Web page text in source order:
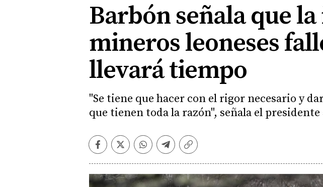
Barbón señala que
mineros leoneses
llevará tiempo
"Se tiene que hacer con el rigor necesario y
que tienen toda la razón", señala el
Facebook
TwitterWhatsapp
Telegram
Copiar